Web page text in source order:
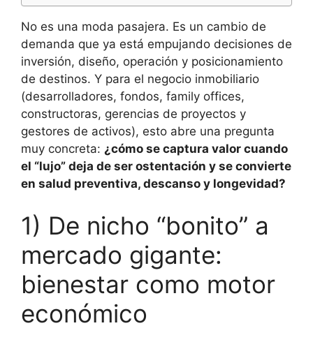
No es una moda pasajera. Es un cambio de
demanda que ya está empujando decisiones de
inversión, diseño, operación y posicionamiento
de destinos. Y para el negocio inmobiliario
(desarrolladores, fondos, family offices,
constructoras, gerencias de proyectos y
gestores de activos), esto abre una pregunta
muy concreta: ¿cómo se captura valor cuando
el “lujo” deja de ser ostentación y se convierte
en salud preventiva, descanso y longevidad?
1) De nicho “bonito” a
mercado gigante:
bienestar como motor
económico